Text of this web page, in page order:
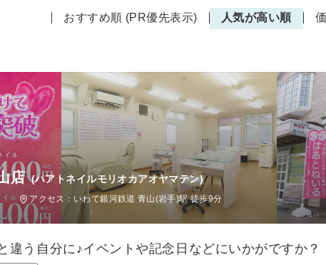
おすすめ順 (PR優先表示) 人気が高い順
店 (ハアトネイルモリオカアオヤマテン)
アクセス：いわて銀河鉄道 青山(岩手)駅 徒歩9分
違う自分に♪イベントや記念日などにいかがですか？